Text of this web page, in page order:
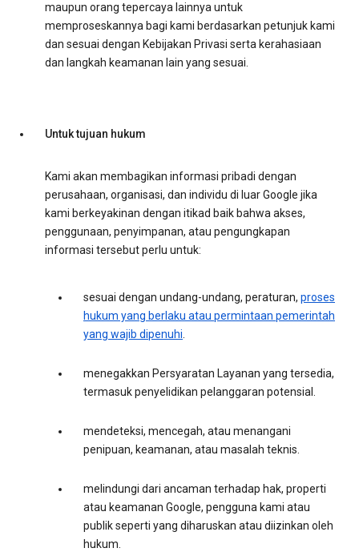
maupun orang tepercaya lainnya untuk
memproseskannya bagi kami berdasarkan petunjuk kami
dan sesuai dengan Kebijakan Privasi serta kerahasiaan
dan langkah keamanan lain yang sesuai.
Untuk tujuan hukum
Kami akan membagikan informasi pribadi dengan
perusahaan, organisasi, dan individu di luar Google jika
kami berkeyakinan dengan itikad baik bahwa akses,
penggunaan, penyimpanan, atau pengungkapan
informasi tersebut perlu untuk:
sesuai dengan undang-undang, peraturan, proses
hukum yang berlaku atau permintaan pemerintah
yang wajib dipenuhi.
menegakkan Persyaratan Layanan yang tersedia,
termasuk penyelidikan pelanggaran potensial.
mendeteksi, mencegah, atau menangani
penipuan, keamanan, atau masalah teknis.
melindungi dari ancaman terhadap hak, properti
atau keamanan Google, pengguna kami atau
publik seperti yang diharuskan atau diizinkan oleh
hukum.